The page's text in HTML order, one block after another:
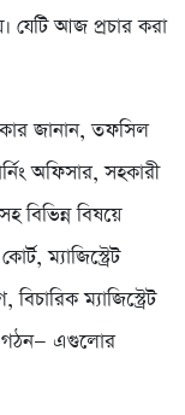
যেটি আজ প্রচার করা
জানান, তফসিল
অফিসার, সহকারী
বিভিন্ন বিষয়ে
ম্যাজিস্ট্রেট
ম্যাজিস্ট্রেট
গঠন— এগুলোর